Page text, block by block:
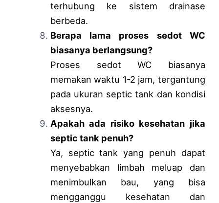
terhubung ke sistem drainase
berbeda.
Berapa lama proses sedot WC
biasanya berlangsung?
Proses sedot WC biasanya
memakan waktu 1-2 jam, tergantung
pada ukuran septic tank dan kondisi
aksesnya.
Apakah ada risiko kesehatan jika
septic tank penuh?
Ya, septic tank yang penuh dapat
menyebabkan limbah meluap dan
menimbulkan bau, yang bisa
mengganggu kesehatan dan